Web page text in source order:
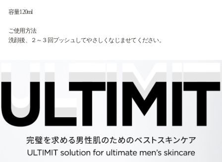
容量120ml
ご使用方法
洗顔後、２～３回プッシュしてやさしくなじませてください。